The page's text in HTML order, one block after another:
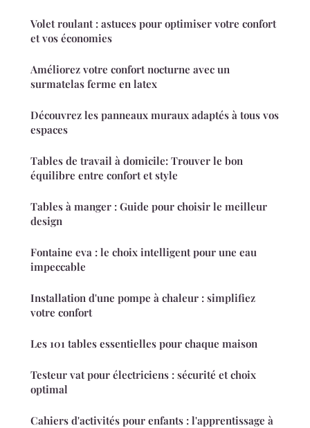
Volet roulant : astuces pour optimiser votre confort
et vos économies
Améliorez votre confort nocturne avec un
surmatelas ferme en latex
Découvrez les panneaux muraux adaptés à tous vos
espaces
Tables de travail à domicile: Trouver le bon
équilibre entre confort et style
Tables à manger : Guide pour choisir le meilleur
design
Fontaine eva : le choix intelligent pour une eau
impeccable
Installation d'une pompe à chaleur : simplifiez
votre confort
Les 101 tables essentielles pour chaque maison
Testeur vat pour électriciens : sécurité et choix
optimal
Cahiers d'activités pour enfants : l'apprentissage à